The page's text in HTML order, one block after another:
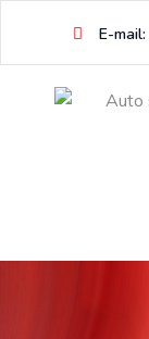
content
E-mail: